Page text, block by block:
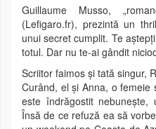
Guillaume Musso,
(Lefigaro.fr), prezintă un
unui secret cumplit. Te
totul. Dar nu te-ai gândit
Scriitor faimos și tată singur,
Curând, el și Anna, o
este îndrăgostit nebunește,
Însă de ce refuză ea să